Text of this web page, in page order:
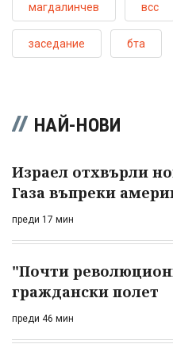
магдалинчев всс
заседание бта
НАЙ-НОВИ
Израел отхвърли
Газа въпреки
преди 17 мин
"Почти
граждански полет
преди 46 мин